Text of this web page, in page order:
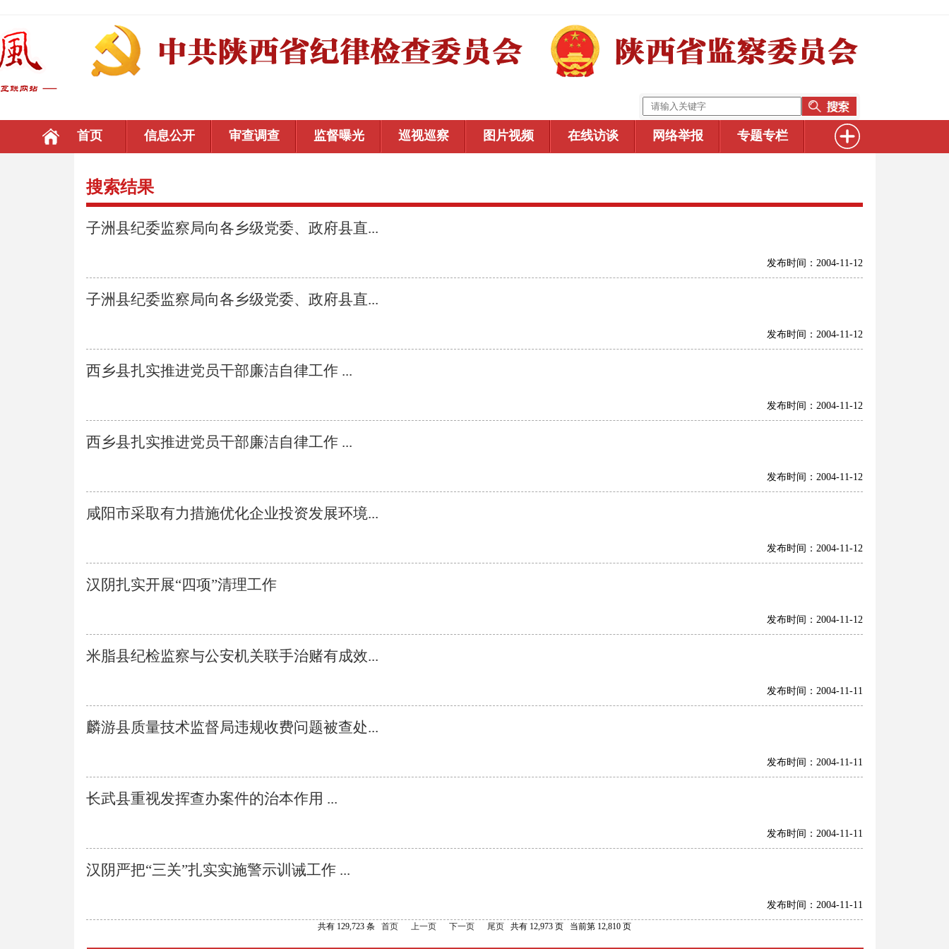
首页 信息公开 审查调查 监督曝光 巡视巡察 图片视频 在线访谈 网络举报 专题专栏
搜索结果
子洲县纪委监察局向各乡级党委、政府县直...
发布时间：2004-11-12
子洲县纪委监察局向各乡级党委、政府县直...
发布时间：2004-11-12
西乡县扎实推进党员干部廉洁自律工作 ...
发布时间：2004-11-12
西乡县扎实推进党员干部廉洁自律工作 ...
发布时间：2004-11-12
咸阳市采取有力措施优化企业投资发展环境...
发布时间：2004-11-12
汉阴扎实开展“四项”清理工作
发布时间：2004-11-12
米脂县纪检监察与公安机关联手治赌有成效...
发布时间：2004-11-11
麟游县质量技术监督局违规收费问题被查处...
发布时间：2004-11-11
长武县重视发挥查办案件的治本作用 ...
发布时间：2004-11-11
汉阴严把“三关”扎实实施警示训诫工作 ...
发布时间：2004-11-11
共有 129,723 条 首页 上一页 下一页 尾页 共有 12,973 页 当前第 12,810 页